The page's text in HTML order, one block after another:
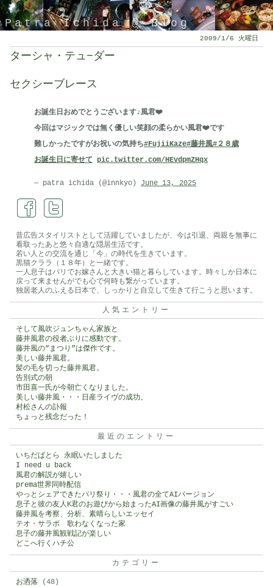
Patra Ichida @ Blog
引退したスタイリストの隠居ブログ
2009/1/6 火曜日
ターシャ・テュ−ダー
セクシーブレース
お誕生日おめでとうございます♪風君❤️
今回はマジックでは無く優しい笑顔の柔らかい風君❤️です
難しかったですがお祝いの気持ち#FujiiKaze#藤井風#２８歳
お誕生日に寄せて pic.twitter.com/HEvdpmZHqx
— patra ichida (@innkyo) June 13, 2025
昔広告スタイリストとして活躍していましたが、今は引退、両親を無事に
看取ったあと悠々自適な隠居生活です。
若い人との交流を通じ「今」の時代を生きています。
黒猫クララ（１８年）と一緒です。
一人息子はパリでお嫁さんと大きい猫と暮らしています。時々しか日本に
戻って来ませんがでも心で何時も繋がっています。
独居老人のふえる日本で、しっかりと自立して生きて行こうと思います。
人気エントリー
そして風吹ジュンちゃん家族と
藤井風君の役者ぶりに感動です。
藤井風の”まつり”は傑作です。
美しい藤井風君。
髪の毛を切った藤井風君。
告別式の朝
市田喜一氏が今朝亡くなりました。
美しい藤井風・・・日産ライヴの成功。
村松さんの訃報
ちょっと残念だった！
最近のエントリー
いちだぱとら 永眠いたしました
I need u back
風君の解説が嬉しい
prema世界同時配信
やっとシェアできたパリ祭り・・・風君の全てAIバージョン
息子と彼の友人K君のお遊びから始まったAI画像の藤井風がすごい
藤井風を考察、分析、素晴らしいエッセイ
テオ・サラポ 歌わなくなった家
息子の藤井風観戦記が楽しい
どこへ行くハチ公
カテゴリー
お洒落 (48)